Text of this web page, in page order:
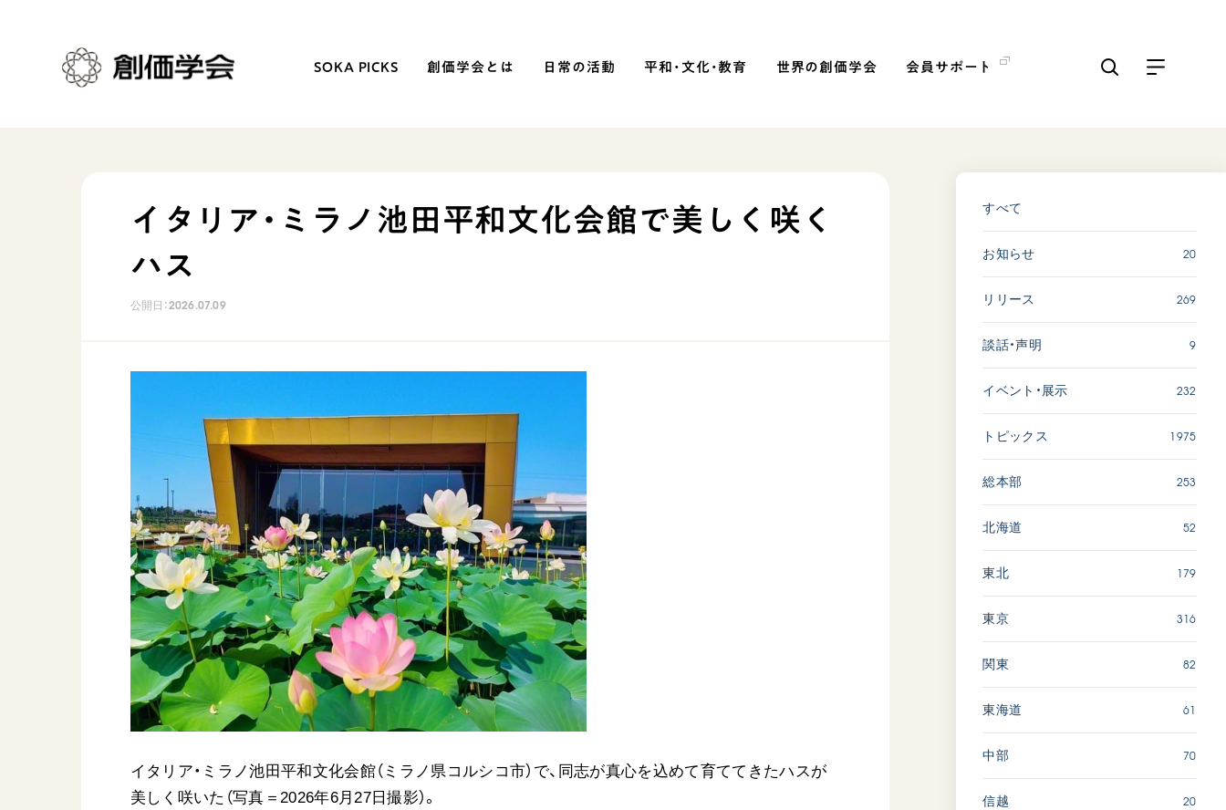
SOKA PICKS 創価学会とは 日常の活動 平和・文化・教育 世界の創価学会 会員サポート
自他共の幸福
日蓮大聖人の仏法（教学入門）
初代会長・牧口常三郎先生
第2代会長・戸田城聖先生
第3代会長・池田大作先生
主な行事
友人葬
彼岸
「平和の文化」を構築
取り組み
音楽活動
展示活動
教育本部の活動
図書贈呈
世界の創価学会
各国ウェブサイト
世界の創価学会の歴史
基本情報
会員サポート
座談会御書ｅ講義
小説『新・人間革命』『人間革命』
要旨
御書検索［新版］
＜関連リンク＞
創価学会総本部
墓地公園・納骨堂
聖教電子版
聖教ブックストア
Soka Gakkai グローバルサイト
【被爆証言】「原爆の子」と
して生きた80年 広島県 早
志百…
2026.08.06
SDGs
動画
広島
「三つの花ことば」 関西吹
奏楽団
2026.07.31
文化 音楽
「ペンタトニック・ファン
ファーレ」 関西吹奏楽団
2026.07.17
イタリア・ミラノ池田平和文化会館で美しく咲く
ハス
公開日：2026.07.09
イタリア・ミラノ池田平和文化会館（ミラノ県コルシコ市）で、同志が真心を込めて育ててきたハスが
美しく咲いた（写真＝2026年6月27日撮影）。
すべて
お知らせ 20
リリース 269
談話・声明 9
イベント・展示 232
トピックス 1975
総本部 253
北海道 52
東北 179
東京 316
関東 82
東海道 61
中部 70
信越 20